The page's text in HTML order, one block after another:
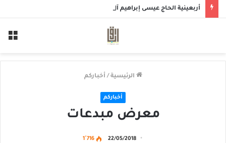
أربعينية الحاج عيسى إبراهيم آل خميس
الرئيسية / أخباركم
أخباركم
معرض مبدعات
22/05/2018 1٬716